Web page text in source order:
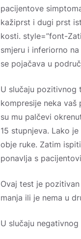
pacijentove
kažiprst i dugi prst
kosti. style=”font-
smjeru i inferiorno
se pojačava u
U slučaju pozitivnog
kompresije neka
su mu palčevi
15 stupnjeva. Lako
obje ruke. Zatim
ponavlja s
Ovaj test je
manja ili je nema u
U slučaju